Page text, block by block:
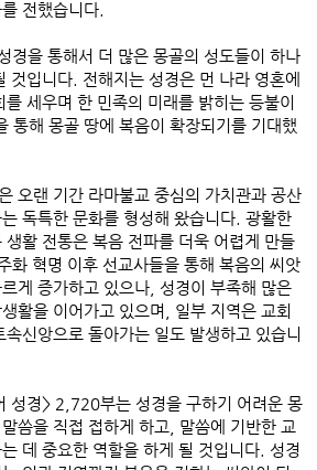
전했습니다.
경을 통해서 더 많은 몽골의 성도들이 하나
것입니다. 전해지는 성경은 먼 나라 영혼에
세우며 한 민족의 미래를 밝히는 등불이
통해 몽골 땅에 복음이 확장되기를 기대했
오랜 기간 라마불교 중심의 가치관과 공산
독특한 문화를 형성해 왔습니다. 광활한
활 전통은 복음 전파를 더욱 어렵게 만들
화 혁명 이후 선교사들을 통해 복음의 씨앗
게 증가하고 있으나
성경이 부족해 많은
활을 이어가고 있으며
일부 지역은 교회
신앙으로 돌아가는 일도 발생하고 있습니
성경> 2,720부는 성경을 구하기 어려운 몽
씀을 직접 접하게 하고
말씀에 기반한 교
데 중요한 역할을 하게 될 것입니다. 성경